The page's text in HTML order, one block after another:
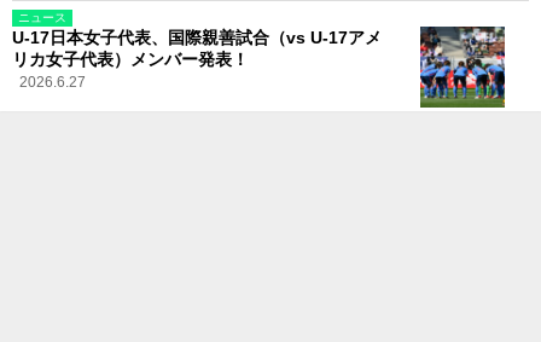
ニュース
U-17日本女子代表、国際親善試合（vs U-17アメ
リカ女子代表）メンバー発表！
2026.6.27